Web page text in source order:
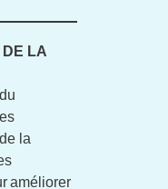
DE LA
la
améliorer